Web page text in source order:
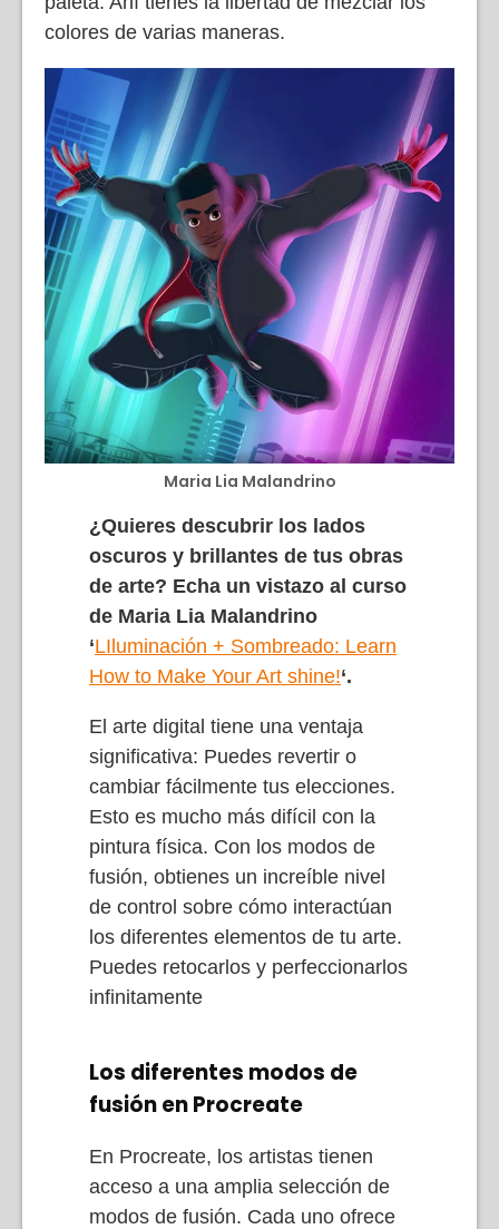
colores de varias maneras.
Maria Lia Malandrino
¿Quieres descubrir los lados
oscuros y brillantes de tus obras
de arte? Echa un vistazo al curso
de Maria Lia Malandrino
‘LIluminación + Sombreado: Learn
How to Make Your Art shine!‘.
El arte digital tiene una ventaja
significativa: Puedes revertir o
cambiar fácilmente tus elecciones.
Esto es mucho más difícil con la
pintura física. Con los modos de
fusión, obtienes un increíble nivel
de control sobre cómo interactúan
los diferentes elementos de tu arte.
Puedes retocarlos y perfeccionarlos
infinitamente
Los diferentes modos de
fusión en Procreate
En Procreate, los artistas tienen
acceso a una amplia selección de
modos de fusión. Cada uno ofrece